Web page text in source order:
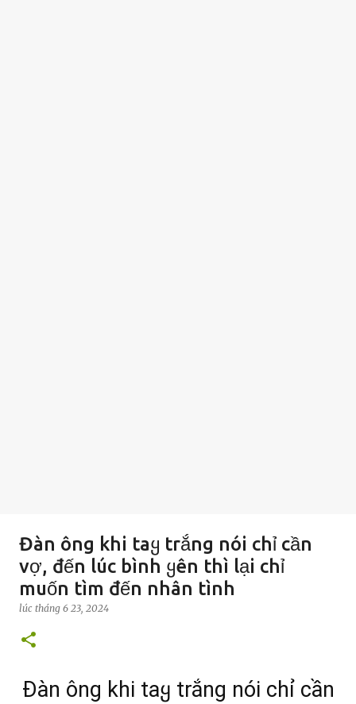
Đàn ông khi taყ trắng nói chỉ cần
vợ, đến lúc bình ყên thì lại chỉ
muốn tìm đến nhân tình
lúc tháng 6 23, 2024
Đàn ông khi taყ trắng nói chỉ cần